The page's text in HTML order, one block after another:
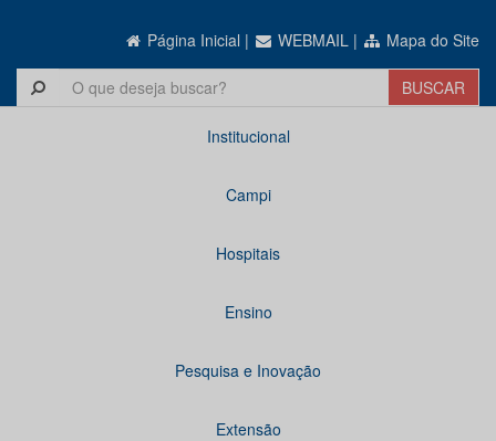
Página Inicial | WEBMAIL | Mapa do Site
Institucional
Campi
Hospitais
Ensino
Pesquisa e Inovação
Extensão